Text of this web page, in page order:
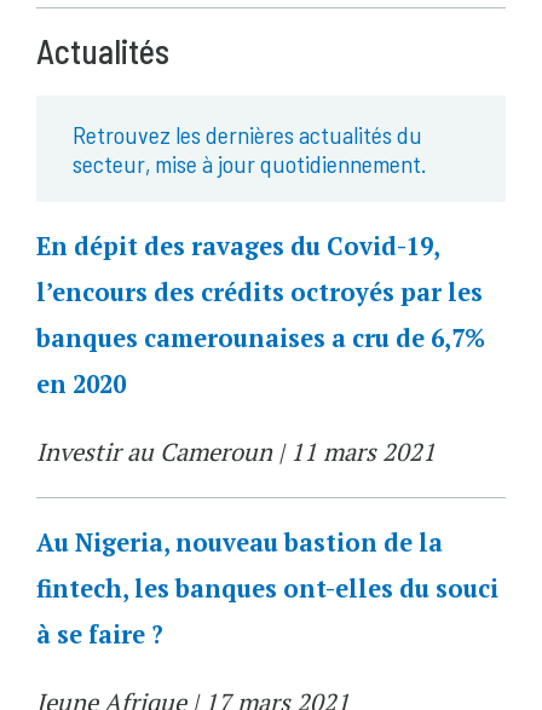
Actualités
Retrouvez les dernières actualités du
secteur, mise à jour quotidiennement.
En dépit des ravages du Covid-19,
l’encours des crédits octroyés par les
banques camerounaises a cru de 6,7%
en 2020
Investir au Cameroun | 11 mars 2021
Au Nigeria, nouveau bastion de la
fintech, les banques ont-elles du souci
à se faire ?
Jeune Afrique | 17 mars 2021